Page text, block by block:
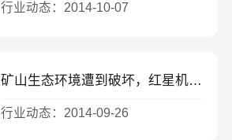
行业动态：2014-10-07
矿山生态环境遭到破坏，红星机器寻找恢复方法
行业动态：2014-09-26